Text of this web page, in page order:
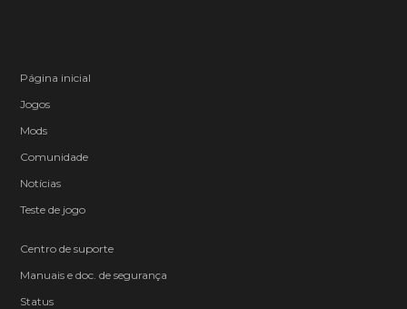
Página inicial
Jogos
Mods
Comunidade
Notícias
Teste de jogo
Centro de suporte
Manuais e doc. de segurança
Status